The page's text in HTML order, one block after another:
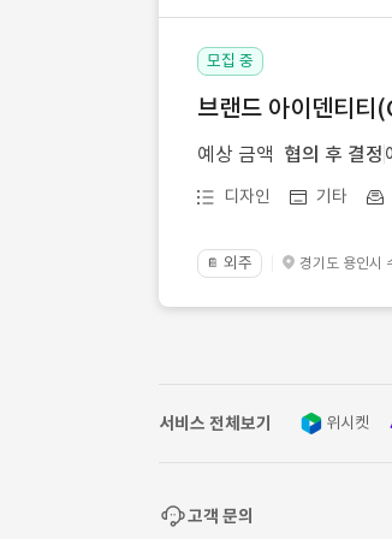
모집 중
브랜드 아이덴티티
예상 금액 협의 후 결정
디자인 기타
📔 외주 경기도 용인시
서비스 전체보기 위시켓
고객 문의